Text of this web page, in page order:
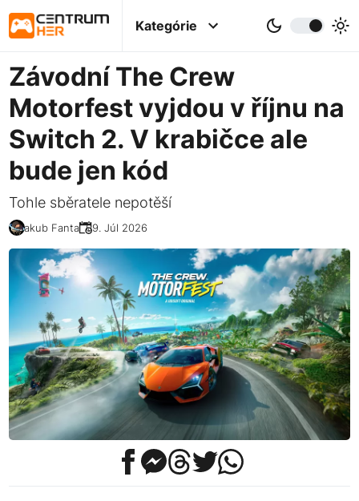
Kategórie
Závodní The Crew
Motorfest vyjdou v říjnu na
Switch 2. V krabičce ale
bude jen kód
Tohle sběratele nepotěší
Jakub Fanta 09. Júl 2026